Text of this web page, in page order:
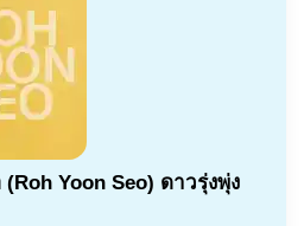
Yoon Seo) ดาวรุ่งพุ่ง